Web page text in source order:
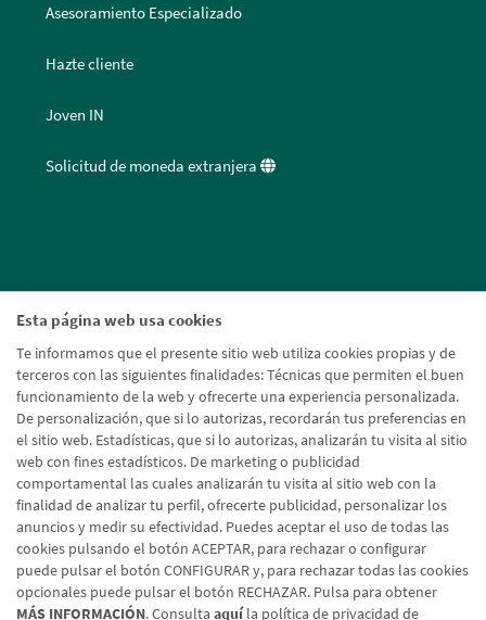
Esta página web usa cookies
Te informamos que el presente sitio web utiliza cookies propias y de
terceros con las siguientes finalidades: Técnicas que permiten el buen
funcionamiento de la web y ofrecerte una experiencia personalizada.
De personalización, que si lo autorizas, recordarán tus preferencias en
el sitio web. Estadísticas, que si lo autorizas, analizarán tu visita al sitio
web con fines estadísticos. De marketing o publicidad
comportamental las cuales analizarán tu visita al sitio web con la
finalidad de analizar tu perfil, ofrecerte publicidad, personalizar los
anuncios y medir su efectividad. Puedes aceptar el uso de todas las
cookies pulsando el botón ACEPTAR, para rechazar o configurar
puede pulsar el botón CONFIGURAR y, para rechazar todas las cookies
opcionales puede pulsar el botón RECHAZAR. Pulsa para obtener
MÁS INFORMACIÓN. Consulta aquíla política de privacidad de
Asesoramiento Especializado
Hazte cliente
Joven IN
Solicitud de moneda extranjera